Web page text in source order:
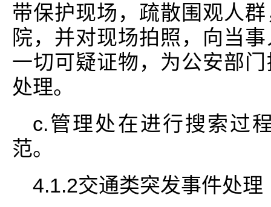
带保护现场，疏散围观人
院，并对现场拍照，向当
一切可疑证物，为公安部
处理。
c.管理处在进行搜索过
范。
4.1.2交通类突发事件处理